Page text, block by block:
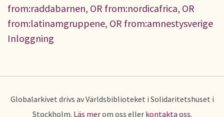
from:raddabarnen, OR from:nordicafrica, OR
from:latinamgruppene, OR from:amnestysverige
Inloggning
Globalarkivet drivs av Världsbiblioteket i Solidaritetshuset i
Stockholm. Läs merom oss eller kontakta oss.